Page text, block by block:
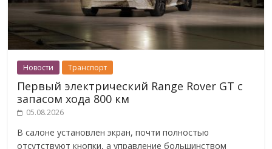
Новости Транспорт
Первый электрический Range Rover GT с
запасом хода 800 км
05.08.2026
В салоне установлен экран, почти полностью
отсутствуют кнопки, а управление большинством